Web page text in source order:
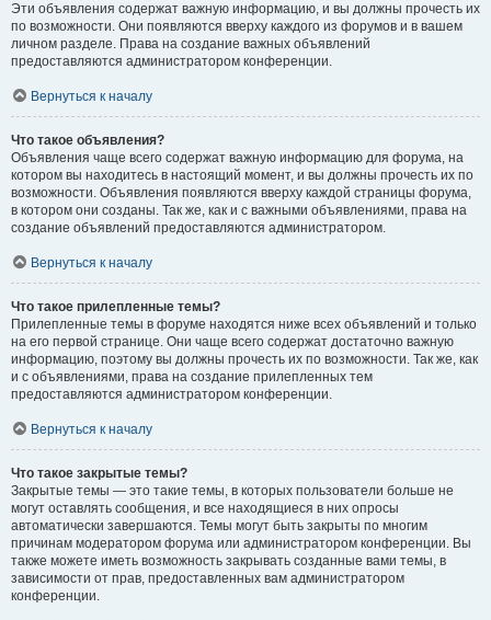
Эти объявления содержат важную информацию, и вы должны прочесть их
по возможности. Они появляются вверху каждого из форумов и в вашем
личном разделе. Права на создание важных объявлений
предоставляются администратором конференции.
Вернуться к началу
Что такое объявления?
Объявления чаще всего содержат важную информацию для форума, на
котором вы находитесь в настоящий момент, и вы должны прочесть их по
возможности. Объявления появляются вверху каждой страницы форума,
в котором они созданы. Так же, как и с важными объявлениями, права на
создание объявлений предоставляются администратором.
Вернуться к началу
Что такое прилепленные темы?
Прилепленные темы в форуме находятся ниже всех объявлений и только
на его первой странице. Они чаще всего содержат достаточно важную
информацию, поэтому вы должны прочесть их по возможности. Так же, как
и с объявлениями, права на создание прилепленных тем
предоставляются администратором конференции.
Вернуться к началу
Что такое закрытые темы?
Закрытые темы — это такие темы, в которых пользователи больше не
могут оставлять сообщения, и все находящиеся в них опросы
автоматически завершаются. Темы могут быть закрыты по многим
причинам модератором форума или администратором конференции. Вы
также можете иметь возможность закрывать созданные вами темы, в
зависимости от прав, предоставленных вам администратором
конференции.